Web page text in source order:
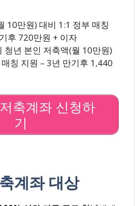
10만원) 대비 1:1 정부 매칭
후 720만원 + 이자
청년 본인 저축액(월 10만원)
칭 지원 – 3년 만기후 1,440
축계좌 신청하
기
계좌 대상